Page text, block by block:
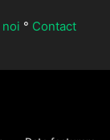
° Contact